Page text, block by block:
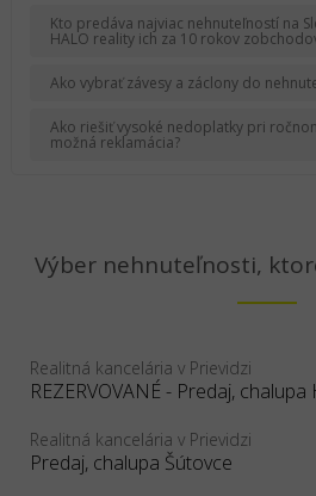
Kto predáva najviac nehnuteľností na
HALO reality ich za 10 rokov
Ako vybrať závesy a záclony do
Ako riešiť vysoké nedoplatky pri
možná reklamácia?
Výber nehnuteľnosti,
Realitná kancelária v Prievidzi
Realitná kancelária v Prievidzi
Predaj, chalupa Šútovce